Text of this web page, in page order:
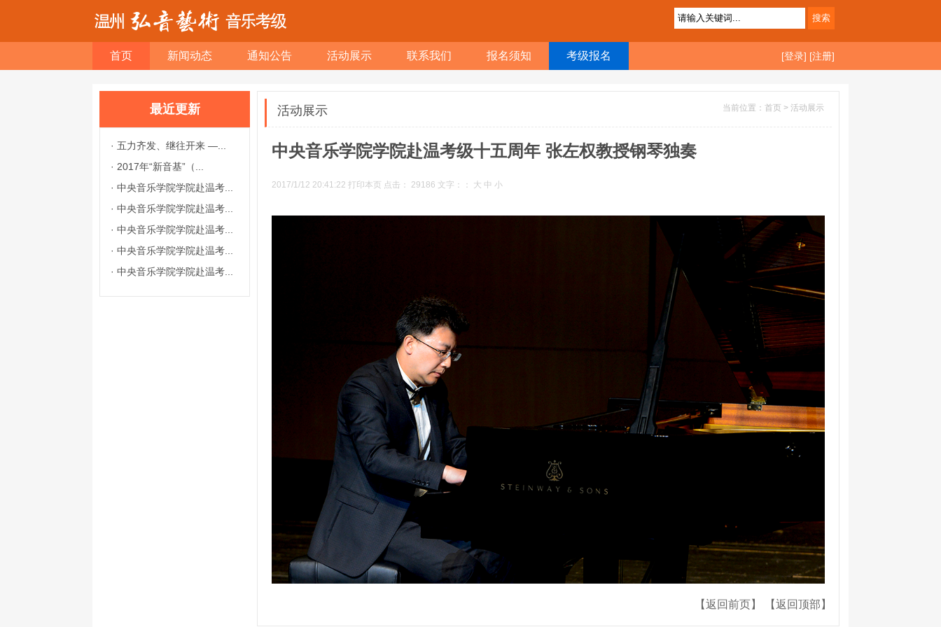
首页 新闻动态 通知公告 活动展示 联系我们 报名须知 考级报名 [登录] [注册]
最近更新
· 五力齐发、继往开来 —...
· 2017年“新音基”（...
· 中央音乐学院学院赴温考...
· 中央音乐学院学院赴温考...
· 中央音乐学院学院赴温考...
· 中央音乐学院学院赴温考...
· 中央音乐学院学院赴温考...
活动展示 当前位置：首页 > 活动展示
中央音乐学院学院赴温考级十五周年 张左权教授钢琴独奏
2017/1/12 20:41:22 打印本页 点击： 29186 文字：： 大 中 小
【返回前页】 【返回顶部】